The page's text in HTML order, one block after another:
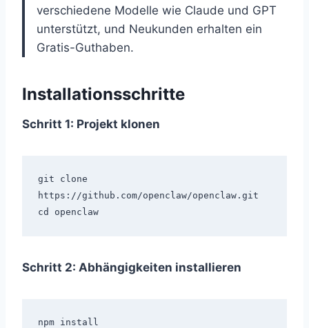
verschiedene Modelle wie Claude und GPT
unterstützt, und Neukunden erhalten ein
Gratis-Guthaben.
Installationsschritte
Schritt 1: Projekt klonen
git clone
https://github.com/openclaw/openclaw.git
cd openclaw
Schritt 2: Abhängigkeiten installieren